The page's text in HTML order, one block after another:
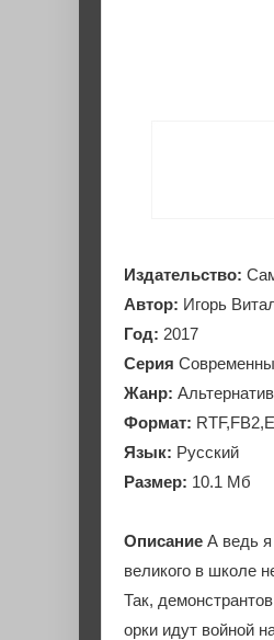
Издательство:
Автор: Игорь
Год: 2017
Серия
Жанр:
Формат:
Язык: Русский
Размер: 10.1 Мб
Описание А ведь
великого в школе
Так,
орки идут войной